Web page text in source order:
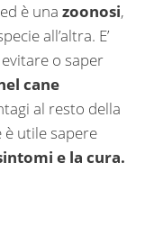
ed è una zoonosi,
all’altra. E’
o saper
cane
al resto della
è utile sapere
e la cura.